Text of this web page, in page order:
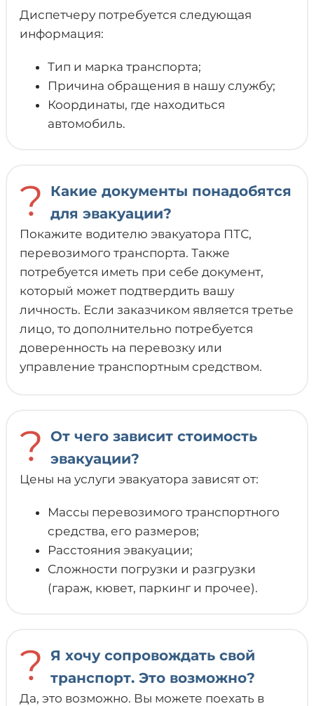
Диспетчеру потребуется следующая
информация:
Тип и марка транспорта;
Причина обращения в нашу службу;
Координаты, где находиться
автомобиль.
?
Какие документы понадобятся
для эвакуации?
Покажите водителю эвакуатора ПТС,
перевозимого транспорта. Также
потребуется иметь при себе документ,
который может подтвердить вашу
личность. Если заказчиком является третье
лицо, то дополнительно потребуется
доверенность на перевозку или
управление транспортным средством.
? От чего зависит стоимость
эвакуации?
Цены на услуги эвакуатора зависят от:
Массы перевозимого транспортного
средства, его размеров;
Расстояния эвакуации;
Сложности погрузки и разгрузки
(гараж, кювет, паркинг и прочее).
? Я хочу сопровождать свой
транспорт. Это возможно?
Да, это возможно. Вы можете поехать в